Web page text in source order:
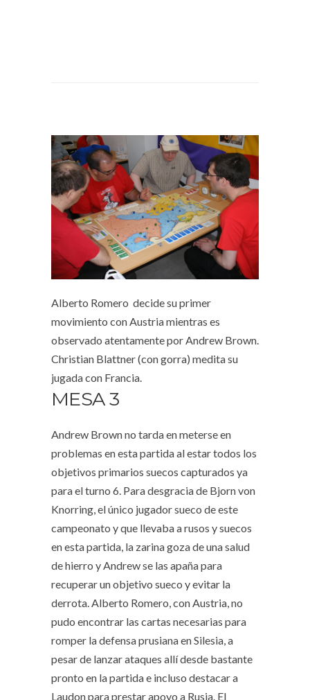
Alberto Romero decide su primer
movimiento con Austria mientras es
observado atentamente por Andrew Brown.
Christian Blattner (con gorra) medita su
jugada con Francia.
MESA 3
Andrew Brown no tarda en meterse en
problemas en esta partida al estar todos los
objetivos primarios suecos capturados ya
para el turno 6. Para desgracia de Bjorn von
Knorring, el único jugador sueco de este
campeonato y que llevaba a rusos y suecos
en esta partida, la zarina goza de una salud
de hierro y Andrew se las apaña para
recuperar un objetivo sueco y evitar la
derrota. Alberto Romero, con Austria, no
pudo encontrar las cartas necesarias para
romper la defensa prusiana en Silesia, a
pesar de lanzar ataques allí desde bastante
pronto en la partida e incluso destacar a
Laudon para prestar apoyo a Rusia. El